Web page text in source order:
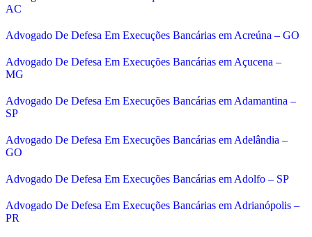
AC
Advogado De Defesa Em Execuções Bancárias em Acreúna – GO
Advogado De Defesa Em Execuções Bancárias em Açucena –
MG
Advogado De Defesa Em Execuções Bancárias em Adamantina –
SP
Advogado De Defesa Em Execuções Bancárias em Adelândia –
GO
Advogado De Defesa Em Execuções Bancárias em Adolfo – SP
Advogado De Defesa Em Execuções Bancárias em Adrianópolis –
PR